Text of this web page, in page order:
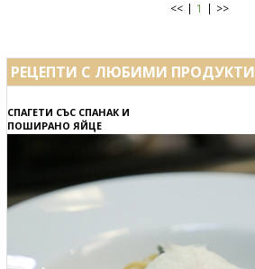
<< 1 >>
РЕЦЕПТИ С ЛЮБИМИ ПРОДУКТИ
СПАГЕТИ СЪС СПАНАК И
ПОШИРАНО ЯЙЦЕ